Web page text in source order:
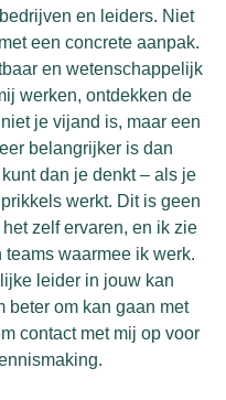
en leiders. Niet
een concrete aanpak.
en wetenschappelijk
werken, ontdekken de
je vijand is, maar een
belangrijker is dan
dan je denkt – als je
werkt. Dit is geen
zelf ervaren, en ik zie
waarmee ik werk.
leider in jouw kan
beter om kan gaan met
contact met mij op voor